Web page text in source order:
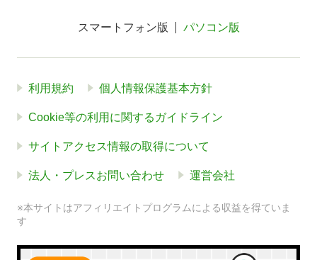
スマートフォン版 パソコン版
利用規約 個人情報保護基本方針
Cookie等の利用に関するガイドライン
サイトアクセス情報の取得について
法人・プレスお問い合わせ 運営会社
※本サイトはアフィリエイトプログラムによる収益を得ていま
す